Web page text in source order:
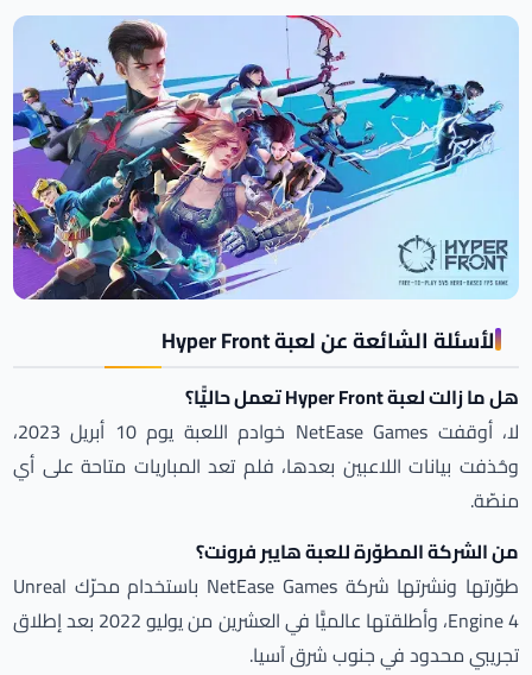
الأسئلة الشائعة عن لعبة Hyper Front
هل ما زالت لعبة Hyper Front تعمل حاليًّا؟
لا، أوقفت NetEase Games خوادم اللعبة يوم 10 أبريل 2023،
وحُذفت بيانات اللاعبين بعدها، فلم تعد المباريات متاحة على أي
منصّة.
من الشركة المطوّرة للعبة هايبر فرونت؟
طوّرتها ونشرتها شركة NetEase Games باستخدام محرّك Unreal
Engine 4، وأطلقتها عالميًّا في العشرين من يوليو 2022 بعد إطلاق
تجريبي محدود في جنوب شرق آسيا.